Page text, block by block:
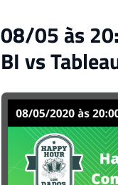
08/05 às
BI vs